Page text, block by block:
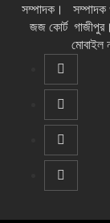
সম্পাদক। সম্পাদক
জজ কোর্ট
মোবাইল